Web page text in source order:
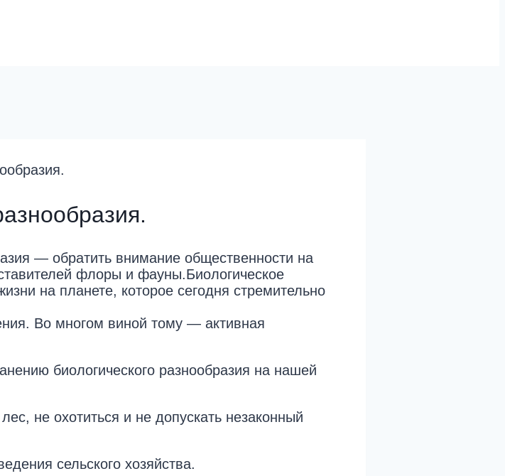
— обратить внимание общественности на
флоры и фауны.Биологическое
на планете, которое сегодня стремительно
Во многом виной тому — активная
биологического разнообразия на нашей
не охотиться и не допускать незаконный
сельского хозяйства.